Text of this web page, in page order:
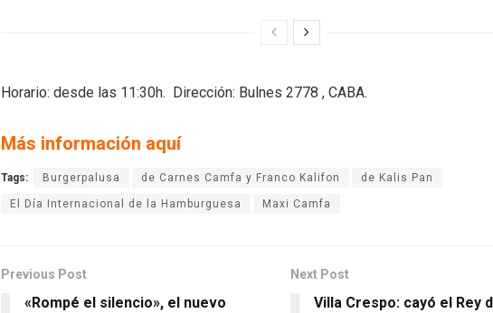
Horario: desde las 11:30h. Dirección: Bulnes 2778 , CABA.
Más información aquí
Tags: Burgerpalusa de Carnes Camfa y Franco Kalifon de Kalis Pan
El Día Internacional de la Hamburguesa Maxi Camfa
Previous Post
«Rompé el silencio», el nuevo
Next Post
Villa Crespo: cayó el Rey